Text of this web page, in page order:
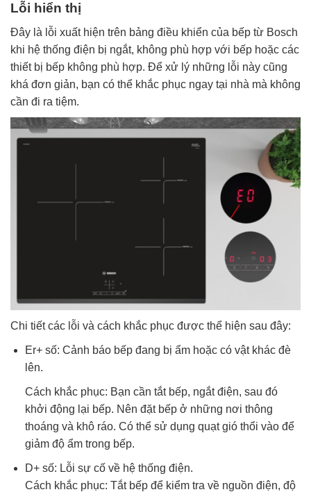
Lỗi hiển thị
Đây là lỗi xuất hiện trên bảng điều khiển của bếp từ Bosch
khi hệ thống điện bị ngắt, không phù hợp với bếp hoặc các
thiết bị bếp không phù hợp. Để xử lý những lỗi này cũng
khá đơn giản, bạn có thể khắc phục ngay tại nhà mà không
cần đi ra tiệm.
Chi tiết các lỗi và cách khắc phục được thể hiện sau đây:
Er+ số: Cảnh báo bếp đang bị ẩm hoặc có vật khác đè
lên.
Cách khắc phục: Bạn cần tắt bếp, ngắt điện, sau đó
khởi động lại bếp. Nên đặt bếp ở những nơi thông
thoáng và khô ráo. Có thể sử dụng quạt gió thổi vào để
giảm độ ẩm trong bếp.
D+ số: Lỗi sự cố về hệ thống điện.
Cách khắc phục: Tắt bếp để kiểm tra về nguồn điện, độ